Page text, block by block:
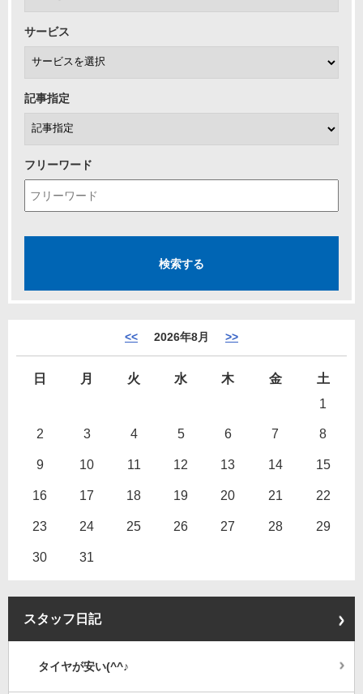
サービス
記事指定
フリーワード
<< 2026年8月 >>
日 月 火 水 木 金
土
1
2 3 4 5 6 7 8
9 10 11 12 13 14 15
16 17 18 19 20 21 22
23 24 25 26 27 28 29
30 31
スタッフ日記
タイヤが安い(^^♪